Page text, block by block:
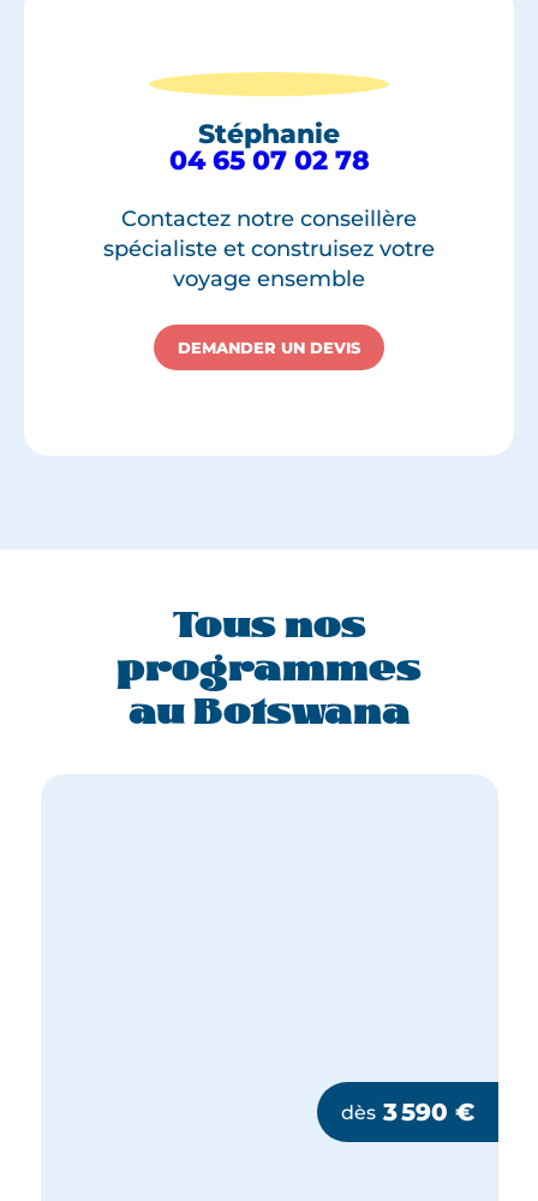
Stéphanie
04 65 07 02 78
Contactez notre conseillère
spécialiste et construisez votre
voyage ensemble
DEMANDER UN DEVIS
Tous nos
programmes
au Botswana
dès 3 590 €